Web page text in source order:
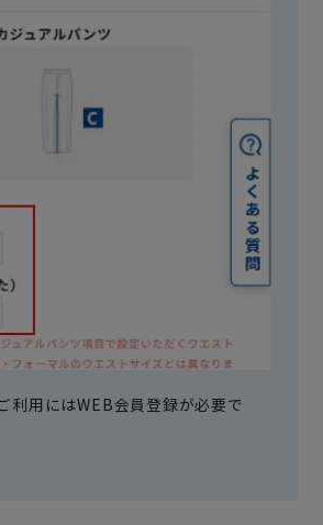
利用にはWEB会員登録が必要で